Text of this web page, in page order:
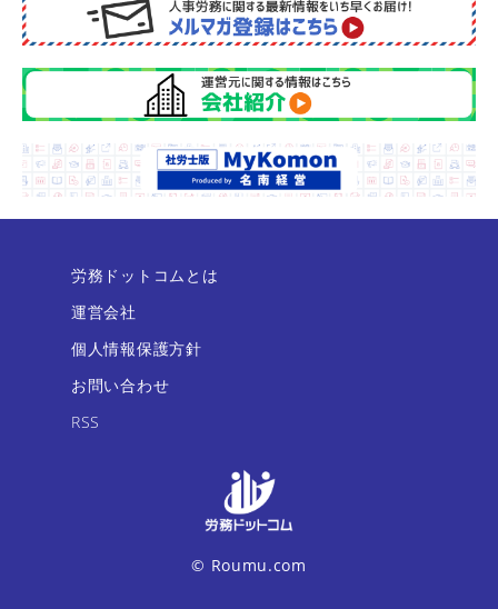
労務ドットコムとは
運営会社
個人情報保護方針
お問い合わせ
RSS
© Roumu.com